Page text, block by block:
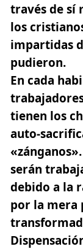
través de sí
los
impartidas
pudieron.
En cada
tienen los
auto-
serán
debido a la
por la mera